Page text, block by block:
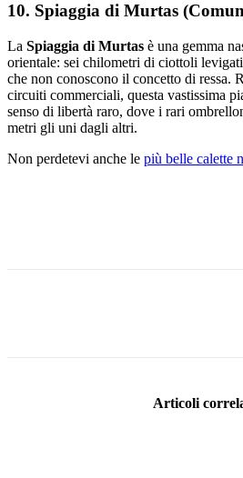
10. Spiaggia di Murtas
La Spiaggia di Murtas è una gemma
orientale: sei chilometri di ciottoli levigati
che non conoscono il concetto di ressa.
circuiti commerciali, questa vastissima
senso di libertà raro, dove i rari
metri gli uni dagli altri.
Non perdetevi anche le più belle calette
Articoli